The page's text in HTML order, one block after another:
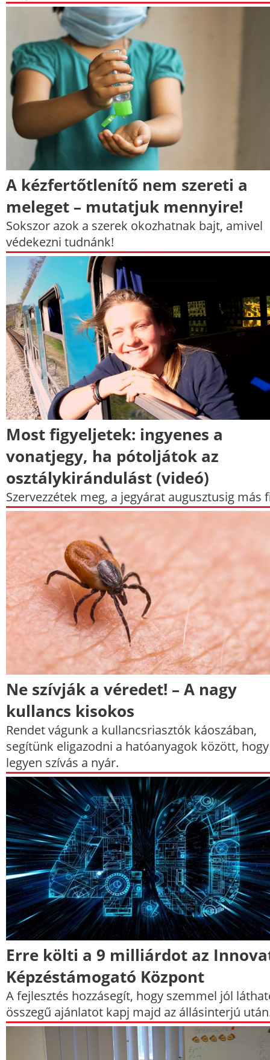
A kézfertőtlenítő nem szereti a
meleget – mutatjuk mennyire!
Sokszor azok a szerek okozhatnak bajt, amivel
védekezni tudnánk!
Most figyeljetek: ingyenes a
vonatjegy, ha pótoljátok az
osztálykirándulást (videó)
Szervezzétek meg, a jegyárat augusztusig más
Ne szívják a véredet! – A nagy
kullancs kisokos
Rendet vágunk a kullancsriasztók káoszában,
segítünk eligazodni a hatóanyagok között,
legyen szívás a nyár.
Erre költi a 9 milliárdot az
Képzéstámogató Központ
A fejlesztés hozzásegít, hogy szemmel jól
összegű ajánlatot kapj majd az állásinterjú